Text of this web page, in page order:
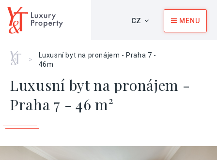
CZ MENU
Home
>
Luxusní byt na pronájem - Praha 7 -
46m
Luxusní byt na pronájem -
Praha 7 - 46 m²